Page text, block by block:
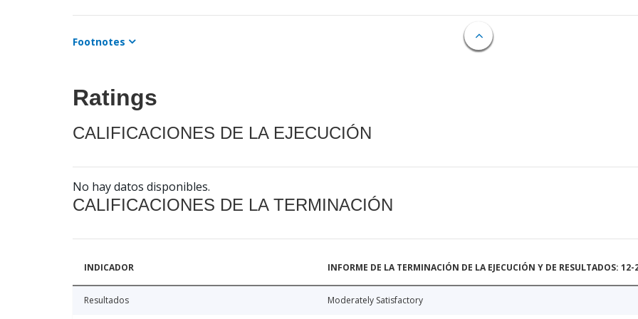
Footnotes
Ratings
CALIFICACIONES DE LA EJECUCIÓN
No hay datos disponibles.
CALIFICACIONES DE LA TERMINACIÓN
INDICADOR INFORME DE LA TERMINACIÓN DE LA EJECUCIÓN Y DE RESULTADOS:
Resultados Moderately Satisfactory